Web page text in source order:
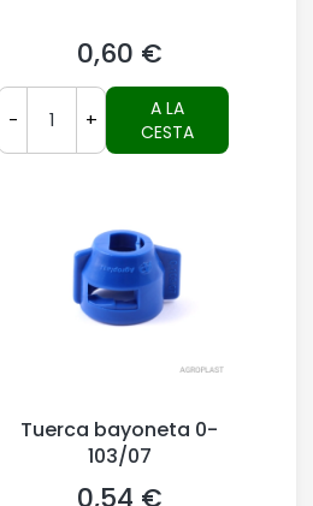
Precio
0,60 €
- +
A LA
CESTA
Tuerca bayoneta 0-
103/07
Precio
0,54 €